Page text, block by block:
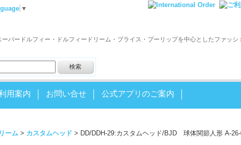
▼
ーパードルフィー・ドルフィードリーム・ブライス・プーリップを中心としたファッ
用案内 お問い合せ 公式アプリのご案内
ーム > カスタムヘッド > DD/DDH-29:カスタムヘッド/BJD 球体関節人形 A-26-